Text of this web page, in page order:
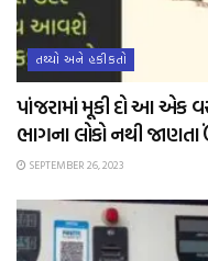
તથ્યો અને હકીકતો
પાંજરામાં મૂકી દો આ એક
ભાગના લોકો નથી જાણતા
SEPTEMBER 26, 2023